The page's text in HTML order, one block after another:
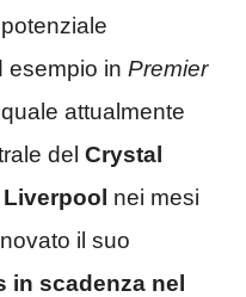
esempio in Premier
attualmente
del Crystal
Liverpool nei mesi
il suo
in scadenza nel